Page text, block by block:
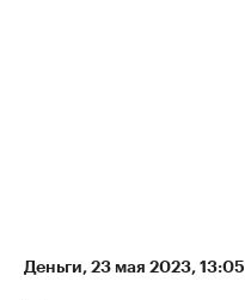
Деньги⁠, 23 мая 2023, 13:05